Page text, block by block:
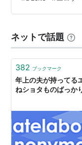
とこれを組み合わ
す。 元々が満足度
じゃないです! 今
り深く別の角度か
ネットで話題
382 ブックマーク
年上の夫が持ってる
ねショタものばっか